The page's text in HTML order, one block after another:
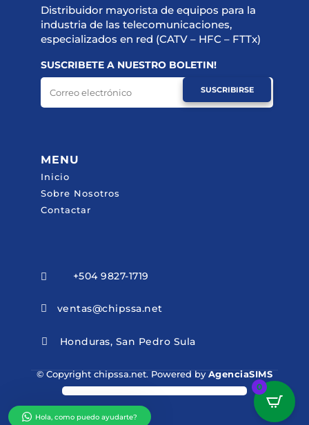
Distribuidor mayorista de equipos para la
industria de las telecomunicaciones,
especializados en red (CATV – HFC – FTTx)
SUSCRIBETE A NUESTRO BOLETIN!
SUSCRIBIRSE
MENU
Inicio
Sobre Nosotros
Contactar
 +504 9827-1719
 ventas@chipssa.net
 Honduras, San Pedro Sula
© Copyright chipssa.net. Powered byAgenciaSIMS
Hola, como puedo ayudarte?
0